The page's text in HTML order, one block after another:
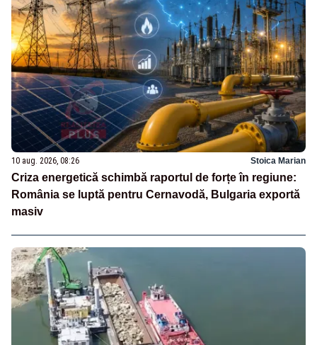
10 aug. 2026, 08:26 Stoica Marian
Criza energetică schimbă raportul de forțe în regiune:
România se luptă pentru Cernavodă, Bulgaria exportă
masiv